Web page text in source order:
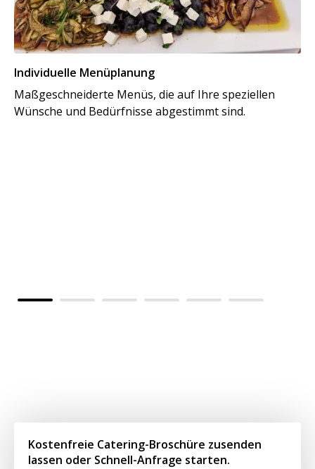
Individuelle Menüplanung
Maßgeschneiderte Menüs, die auf Ihre speziellen
Wünsche und Bedürfnisse abgestimmt sind.
Kostenfreie Catering-Broschüre zusenden
lassen oder Schnell-Anfrage starten.